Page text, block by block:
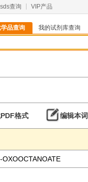
查询 VIP产品
品查询 我的试剂库查询
格式 编辑本